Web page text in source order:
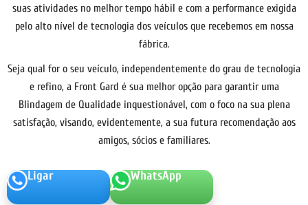
suas atividades no melhor tempo hábil e com a performance exigida
pelo alto nível de tecnologia dos veículos que recebemos em nossa
fábrica.
Seja qual for o seu veículo, independentemente do grau de tecnologia
e refino, a Front Gard é sua melhor opção para garantir uma
Blindagem de Qualidade inquestionável, com o foco na sua plena
satisfação, visando, evidentemente, a sua futura recomendação aos
amigos, sócios e familiares.
Ligar WhatsApp